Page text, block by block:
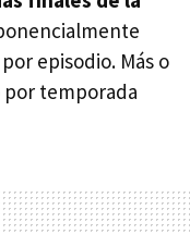
episodio. Más o
por temporada